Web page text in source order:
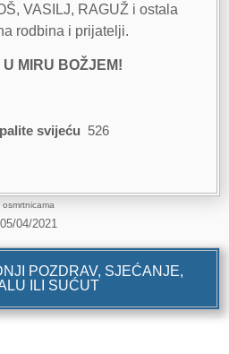
VASILJ, RAGUŽ i ostala
rodbina i prijatelji.
U MIRU BOŽJEM!
svijeću 526
osmrtnicama
05/04/2021
POZDRAV, SJEĆANJE,
ILI SUĆUT